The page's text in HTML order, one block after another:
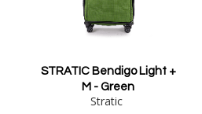
STRATIC Bendigo Light +
M - Green
Stratic